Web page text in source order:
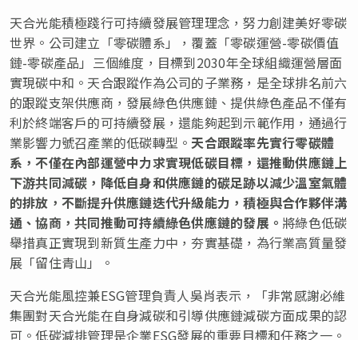
天合光能積極踐行可持續發展管理理念，努力創建美好零碳
世界。公司建立「零碳體系」，覆蓋「零碳運營-零碳價值
鏈-零碳產品」三個維度，目標到2030年全球組織運營層面
實現碳中和。天合跟蹤作為公司的子業務，是全球排名前六
的跟蹤支架供應商，發展綠色供應鏈、提供綠色產品不僅有
利於終端客戶的可持續發展，還能夠起到示範作用，通過行
業影響力號召產業的低碳轉型。天合跟蹤率先實行零碳體
系，不僅在內部運營中力求實現低碳目標，還推動供應鏈上
下游共同減碳，降低自身和供應鏈的碳足跡以減少溫室氣體
的排放，不斷提升供應鏈迭代升級能力，積極與合作夥伴溝
通、協商，共同推動可持續綠色供應鏈的發展。 將綠色低碳
舉措真正實現到新質生產力中，夯實基礎，為行業高質量發
展「留住青山」。
天合光能風控兼ESG管理負責人吳肖表示，「非常感謝必維
集團對天合光能在自身減碳和引導供應鏈減碳方面成果的認
可。低碳減排管理是企業ESG發展的重要目標和任務之一。